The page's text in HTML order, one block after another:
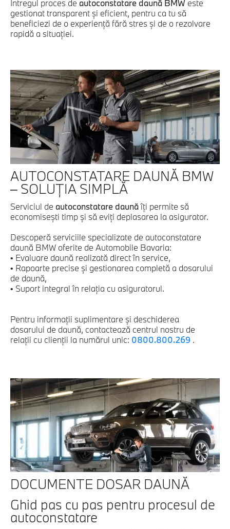
Întregul proces de autoconstatare daună BMW este
gestionat transparent și eficient, pentru ca tu să
beneficiezi de o experiență fără stres și de o rezolvare
rapidă a situației.
AUTOCONSTATARE DAUNĂ BMW
– SOLUȚIA SIMPLĂ
Serviciul de autoconstatare daunăîți permite să
economisești timp și să eviți deplasarea la asigurator.
Descoperă serviciile specializate de autoconstatare
daună BMW oferite de Automobile Bavaria:
• Evaluare daună realizată direct în service,
• Rapoarte precise și gestionarea completă a dosarului
de daună,
• Suport integral în relația cu asiguratorul.
Pentru informații suplimentare și deschiderea
dosarului de daună, contactează centrul nostru de
relații cu clienții la numărul unic: 0800.800.269 .
DOCUMENTE DOSAR DAUNĂ
Ghid pas cu pas pentru procesul de
autoconstatare